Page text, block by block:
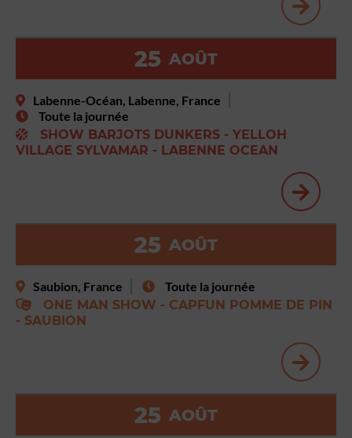
25 AOÛT
Labenne-Océan, Labenne, France
Toute la journée
SHOW BARJOTS DUNKERS - YELLOH
VILLAGE SYLVAMAR - LABENNE OCEAN
25 AOÛT
Saubion, France
Toute la journée
ONE MAN SHOW - CAPFUN POMME DE PIN
- SAUBION
25 AOÛT